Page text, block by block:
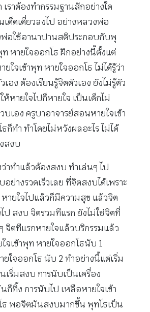
ราต้องทำกรรมฐานสักอย่างใด
ด็ดเดี่ยวลงไป อย่างหลวงพ่อ
พ่อใช้อานาปานสติประกอบกับพุ
ท หายใจออกโธ ฝึกอย่างนี้ตั้งแต่
ยใจเข้าพุท หายใจออกโธ ไม่ได้รู้ว่า
อง ต้องเรียนรู้จิตตัวเอง ยังไม่รู้ตัว
ห้หายใจไปก็หายใจ เป็นเด็กไม่
บเอง ครูบาอาจารย์สอนหายใจเข้า
ก็ทำ ทำโดยไม่หวังผลอะไร ไม่ได้
สงบ
าทำแล้วต้องสงบ ทำเล่นๆ ไป
ย่างรวดเร็วเลย ที่จิตสงบได้เพราะ
ายใจไปแล้วก็มีความสุข แล้วจิต
ป สงบ จิตรวมทีแรก ยังไม่ใช่จิตที่
จิตทีแรกหายใจแล้วบริกรรมแล้ว
จเข้าพุท หายใจออกโธนับ 1
ยใจออกโธ นับ 2 ทำอย่างนี้แต่เริ่ม
เริ่มสงบ การนับเป็นเครื่อง
ก็ทิ้ง การนับไป เหลือหายใจเข้า
ธ พอจิตมันสงบมากขึ้น พุทโธเป็น